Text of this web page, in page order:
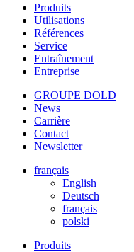
Produits
Utilisations
Références
Service
Entraînement
Entreprise
GROUPE DOLD
News
Carrière
Contact
Newsletter
français
English
Deutsch
français
polski
Produits